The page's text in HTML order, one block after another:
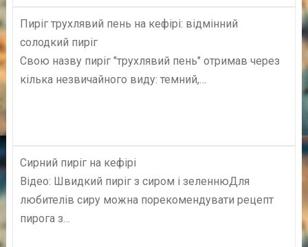
Пиріг трухлявий пень на кефірі: відмінний
солодкий пиріг
Свою назву пиріг "трухлявий пень" отримав через
кілька незвичайного виду: темний,…
Сирний пиріг на кефірі
Відео: Швидкий пиріг з сиром і зеленнюДля
любителів сиру можна порекомендувати рецепт
пирога з…